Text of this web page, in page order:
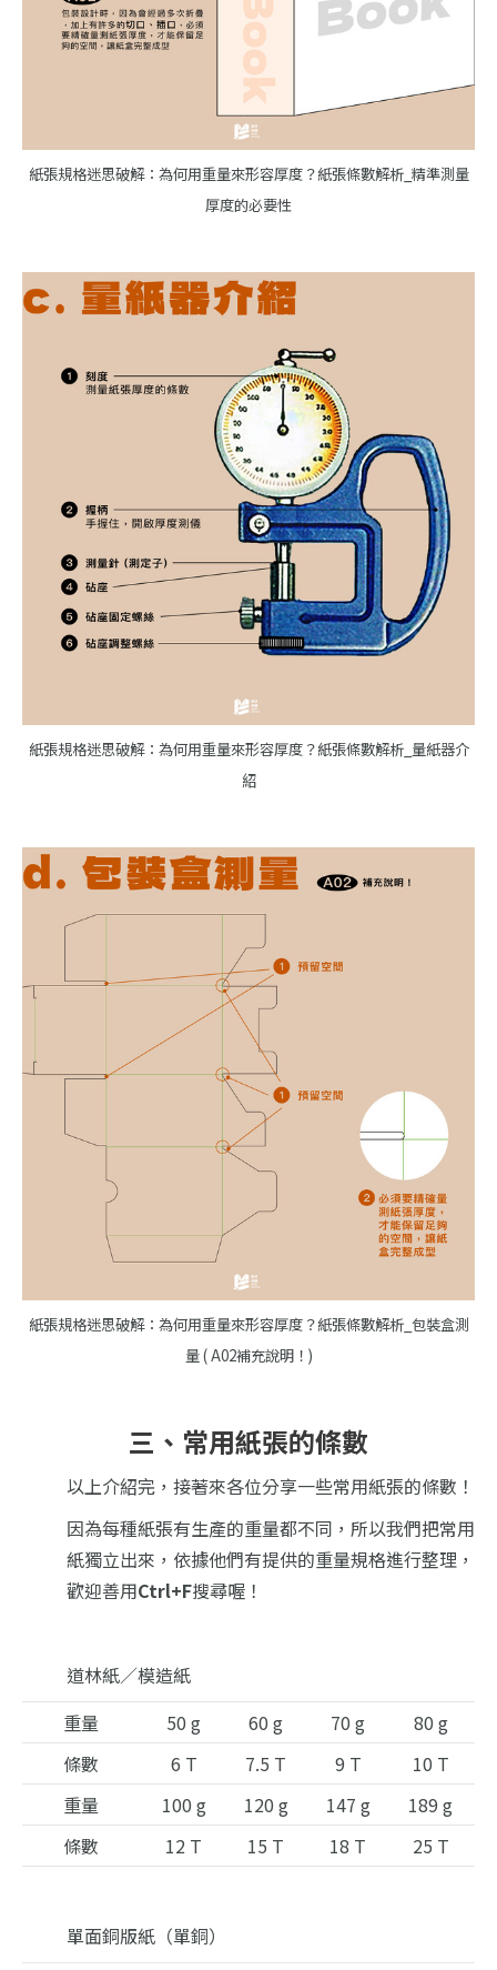
紙張規格迷思破解：為何用重量來形容厚度？紙張條數解析_精準測量
厚度的必要性
紙張規格迷思破解：為何用重量來形容厚度？紙張條數解析_量紙器介
紹
紙張規格迷思破解：為何用重量來形容厚度？紙張條數解析_包裝盒測
量 ( A02補充說明！)
三、常用紙張的條數
以上介紹完，接著來各位分享一些常用紙張的條數！
因為每種紙張有生產的重量都不同，所以我們把常用
紙獨立出來，依據他們有提供的重量規格進行整理，
歡迎善用Ctrl+F搜尋喔！
道林紙／模造紙
重量
50 g 60 g 70 g
80 g
條數
6 T 7.5 T 9 T
10 T
重量
100 g 120 g 147 g
189 g
條數
12 T 15 T 18 T 25 T
單面銅版紙（單銅）